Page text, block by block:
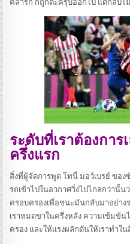
คลาร์ก ก็ถูกตะครุบออกไป แต่กลับไ
ระดับที่เราต้องกา
ครึ่งแรก
สิ่งที่ผู้จัดการพูดโทนี่ มอว์เบรย์ ของ
รถเข้าไปในอวกาศวิ่งไปไกลกว่านั้
ครอบครองเพื่อชนะมันกลับมาอย่าง
เราหมดขาในครึ่งหลัง ความเข้มข้
ครอง และให้แรงผลักดันให้เราทําใ